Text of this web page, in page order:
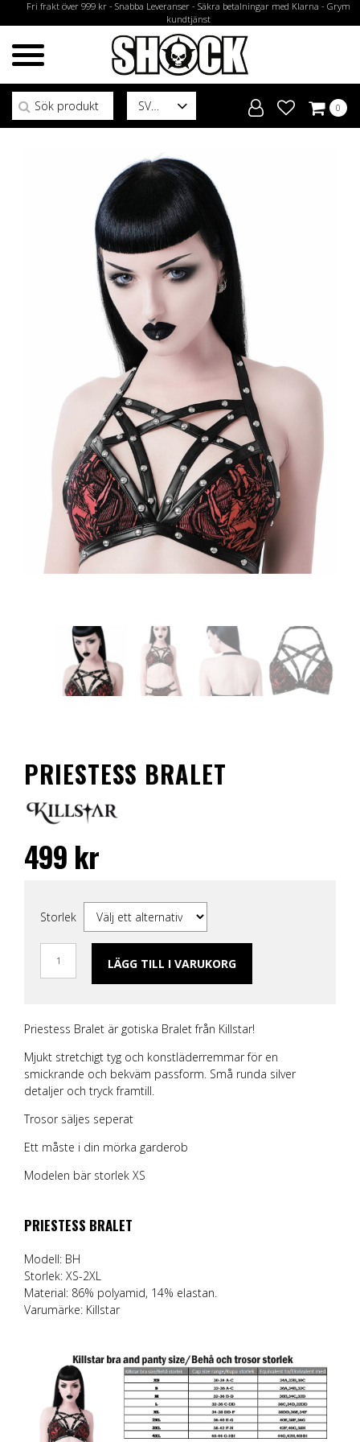
Fri frakt över 999 kr - Snabba Leveranser - Säkra betalningar med Klarna - Grym
kundtjänst
SV
Sök efter:
0
PRIESTESS BRALET
499 kr
Storlek
LÄGG TILL I VARUKORG
Priestess Bralet är gotiska Bralet från Killstar!
Mjukt stretchigt tyg och konstläderremmar för en
smickrande och bekväm passform. Små runda silver
detaljer och tryck framtill.
Trosor säljes seperat
Ett måste i din mörka garderob
Modelen bär storlek XS
PRIESTESS BRALET
Modell: BH
Storlek: XS-2XL
Material: 86% polyamid, 14% elastan.
Varumärke: Killstar